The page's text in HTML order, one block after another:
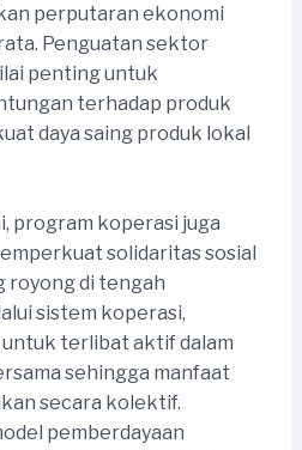
perputaran ekonomi
Penguatan sektor
penting untuk
terhadap produk
daya saing produk lokal
program koperasi juga
solidaritas sosial
royong di tengah
sistem koperasi,
terlibat aktif dalam
sehingga manfaat
secara kolektif.
pemberdayaan